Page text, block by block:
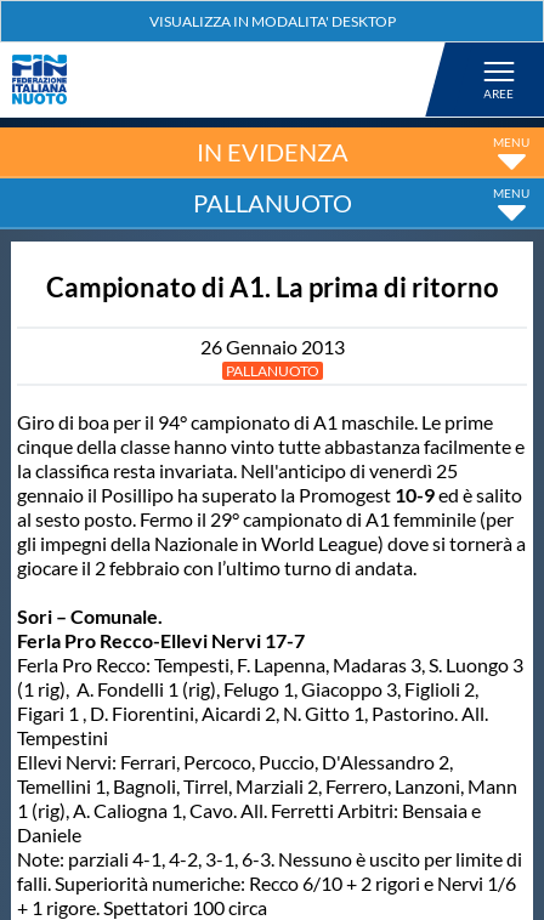
Nuoto
Tuffi
Fondo
Salvamento
Formazione
GUG
Scuole Nuoto
Propaganda
IN EVIDENZA
PALLANUOTO
Campionato di A1. La prima di ritorno
26Gennaio 2013
PALLANUOTO
Giro di boa per il 94° campionato di A1 maschile. Le prime
cinque della classe hanno vinto tutte abbastanza facilmente e
la classifica resta invariata. Nell'anticipo di venerdì 25
gennaio il Posillipo ha superato la Promogest 10-9ed è salito
al sesto posto. Fermo il 29° campionato di A1 femminile (per
gli impegni della Nazionale in World League) dove si tornerà a
giocare il 2 febbraio con l’ultimo turno di andata.
Sori – Comunale.
Ferla Pro Recco-Ellevi Nervi 17-7
Ferla Pro Recco: Tempesti, F. Lapenna, Madaras 3, S. Luongo 3
(1 rig), A. Fondelli 1 (rig), Felugo 1, Giacoppo 3, Figlioli 2,
Figari 1 , D. Fiorentini, Aicardi 2, N. Gitto 1, Pastorino. All.
Tempestini
Ellevi Nervi: Ferrari, Percoco, Puccio, D'Alessandro 2,
Temellini 1, Bagnoli, Tirrel, Marziali 2, Ferrero, Lanzoni, Mann
1 (rig), A. Caliogna 1, Cavo. All. Ferretti Arbitri: Bensaia e
Daniele
Note: parziali 4-1, 4-2, 3-1, 6-3. Nessuno è uscito per limite di
falli. Superiorità numeriche: Recco 6/10 + 2 rigori e Nervi 1/6
+ 1 rigore. Spettatori 100 circa